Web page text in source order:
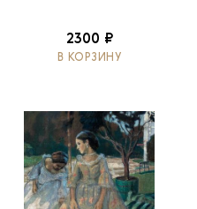
2300 ₽
В КОРЗИНУ